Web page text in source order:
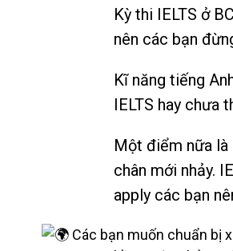
Kỳ thi IELTS ở
nên các bạn
Kĩ năng tiếng
IELTS hay chưa
Một điểm nữa là
chân mới nhảy.
apply các bạn
Các bạn muốn chuẩn bị